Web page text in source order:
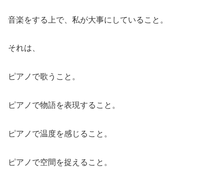
音楽をする上で、私が大事にしていること。
それは、
ピアノで歌うこと。
ピアノで物語を表現すること。
ピアノで温度を感じること。
ピアノで空間を捉えること。